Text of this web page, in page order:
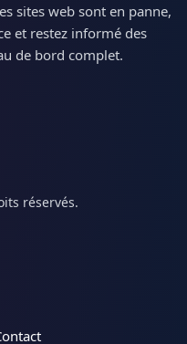
sites web sont en panne,
et restez informé des
de bord complet.
réservés.